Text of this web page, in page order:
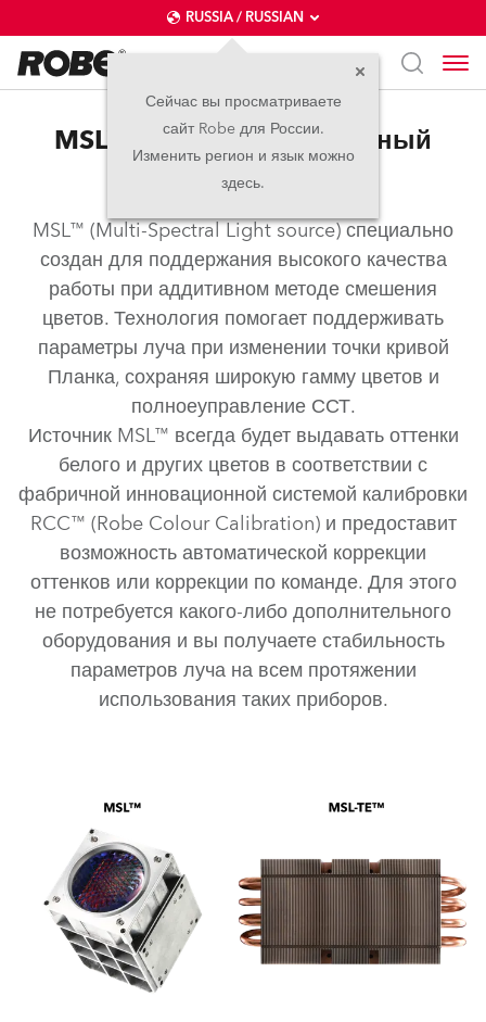
RUSSIA / RUSSIAN
Сейчас вы просматриваете
сайт Robe для России.
Изменить регион и язык можно
здесь.
MSL™ – Мультиспектральный
Источник Света
MSL™ (Multi-Spectral Light source) специально
создан для поддержания высокого качества
работы при аддитивном методе смешения
цветов. Технология помогает поддерживать
параметры луча при изменении точки кривой
Планка, сохраняя широкую гамму цветов и
полноеуправление ССТ.
Источник MSL™ всегда будет выдавать оттенки
белого и других цветов в соответствии с
фабричной инновационной системой калибровки
RCC™ (Robe Colour Calibration) и предоставит
возможность автоматической коррекции
оттенков или коррекции по команде. Для этого
не потребуется какого-либо дополнительного
оборудования и вы получаете стабильность
параметров луча на всем протяжении
использования таких приборов.